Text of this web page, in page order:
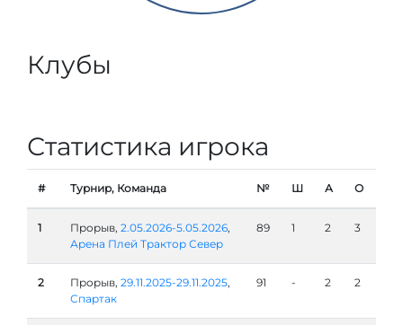
Клубы
Статистика игрока
# Турнир, Команда № Ш А О
1 Прорыв, 2.05.2026-5.05.2026,
Арена Плей Трактор Север
89 1 2 3
2 Прорыв, 29.11.2025-29.11.2025,
Спартак
91 - 2 2